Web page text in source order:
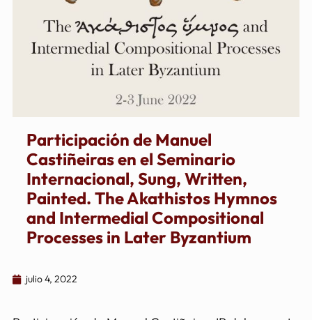
Participación de Manuel
Castiñeiras en el Seminario
Internacional, Sung, Written,
Painted. The Akathistos Hymnos
and Intermedial Compositional
Processes in Later Byzantium
julio 4, 2022